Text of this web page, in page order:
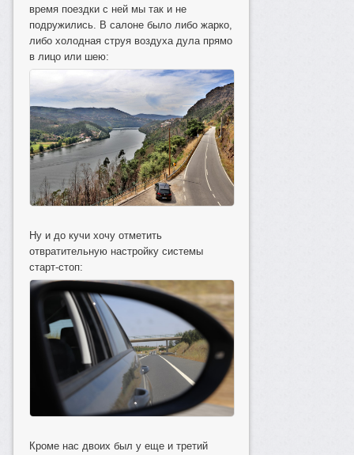
время поездки с ней мы так и не
подружились. В салоне было либо жарко,
либо холодная струя воздуха дула прямо
в лицо или шею:
Ну и до кучи хочу отметить
отвратительную настройку системы
старт-стоп:
Кроме нас двоих был у еще и третий